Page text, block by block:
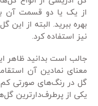
از یک یا دو قسمت آن
بهره ببرید. البته از
نیز استفاده کرد.
جالب است بدانید ظاهر
معنای نمادین آن
گل در رنگ‌های صورتی
یکی از پرطرف‌دارترین